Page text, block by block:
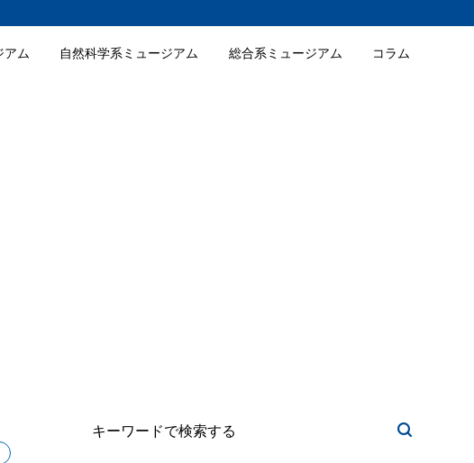
アム 自然科学系ミュージアム 総合系ミュージアム コラム